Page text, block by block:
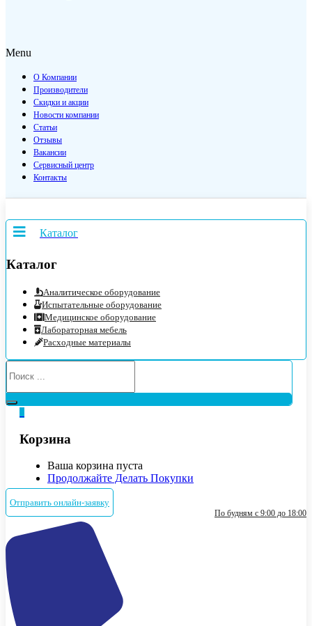
Menu
О Компании
Производители
Скидки и акции
Новости компании
Статьи
Отзывы
Вакансии
Сервисный центр
Контакты
Каталог
Каталог
Аналитическое оборудование
Испытательные оборудование
Медицинское оборудование
Лабораторная мебель
Расходные материалы
Корзина
Ваша корзина пуста
Продолжайте Делать Покупки
Отправить онлайн-заявку
По будням с 9:00 до 18:00